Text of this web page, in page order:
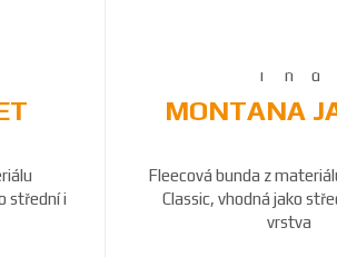
střední i
MONTANA
Fleecová bunda z
Classic, vhodná jako
vrstva